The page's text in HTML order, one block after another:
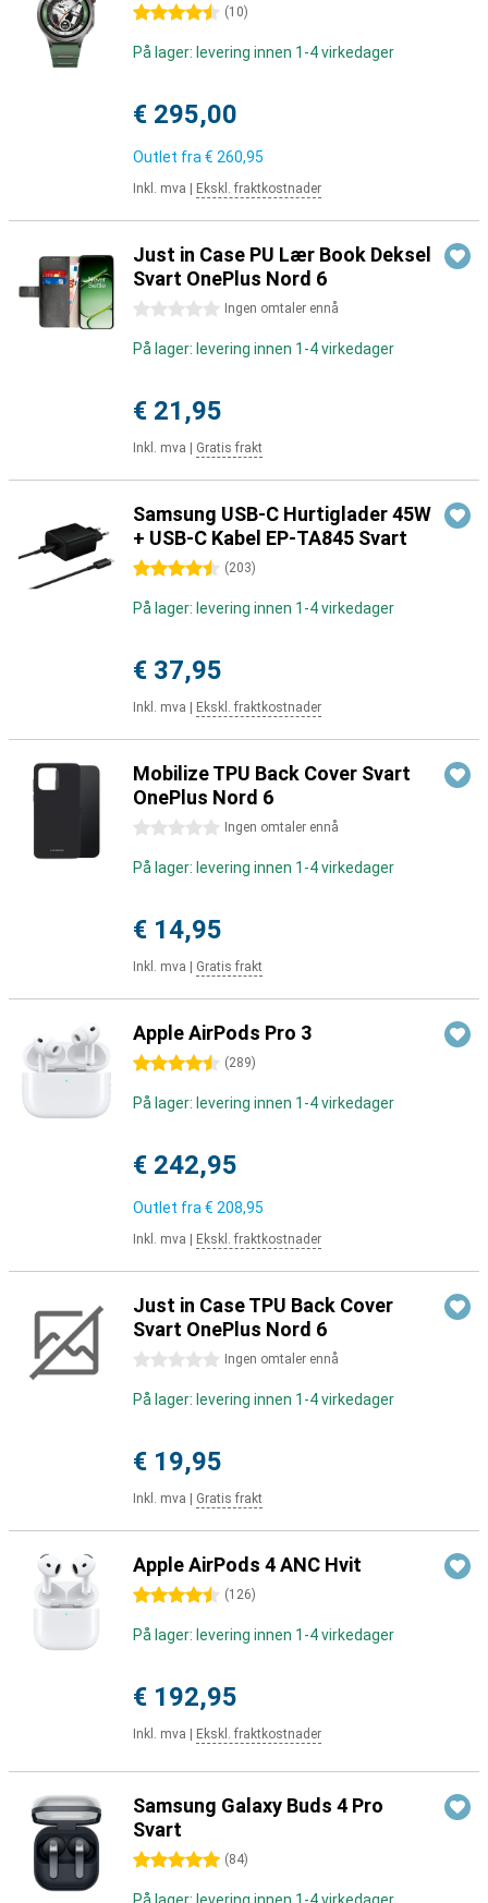
4.5 stjerner (10)
På lager: levering innen 1-4 virkedager
€ 295,00
Outlet fra € 260,95
Inkl. mva Ekskl. fraktkostnader
Just in Case PU Lær Book Deksel
Svart OnePlus Nord 6
0 stjerner Ingen omtaler ennå
På lager: levering innen 1-4 virkedager
€ 21,95
Inkl. mva Gratis frakt
Samsung USB-C Hurtiglader 45W
+ USB-C Kabel EP-TA845 Svart
4.5 stjerner (203)
På lager: levering innen 1-4 virkedager
€ 37,95
Inkl. mva Ekskl. fraktkostnader
Mobilize TPU Back Cover Svart
OnePlus Nord 6
0 stjerner Ingen omtaler ennå
På lager: levering innen 1-4 virkedager
€ 14,95
Inkl. mva Gratis frakt
Apple AirPods Pro 3
4.5 stjerner (289)
På lager: levering innen 1-4 virkedager
€ 242,95
Outlet fra € 208,95
Inkl. mva Ekskl. fraktkostnader
Just in Case TPU Back Cover
Svart OnePlus Nord 6
0 stjerner Ingen omtaler ennå
På lager: levering innen 1-4 virkedager
€ 19,95
Inkl. mva Gratis frakt
Apple AirPods 4 ANC Hvit
4.5 stjerner (126)
På lager: levering innen 1-4 virkedager
€ 192,95
Inkl. mva Ekskl. fraktkostnader
Samsung Galaxy Buds 4 Pro
Svart
5 stjerner (84)